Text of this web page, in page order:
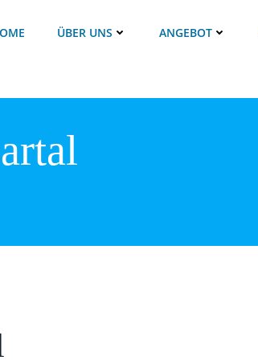
ÜBER UNS ANGEBOT